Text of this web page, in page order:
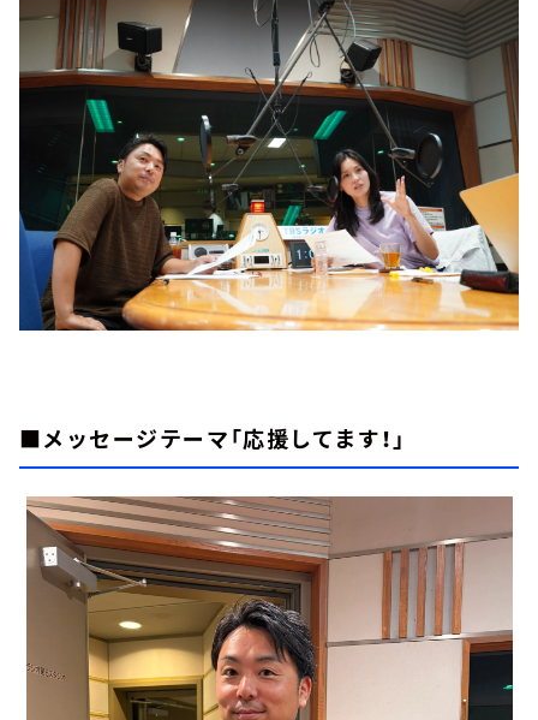
■メッセージテーマ「応援してます！」